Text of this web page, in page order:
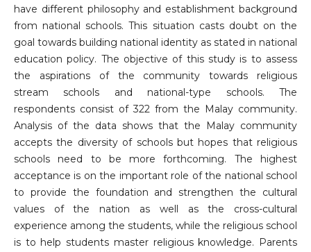
have different philosophy and establishment background
from national schools. This situation casts doubt on the
goal towards building national identity as stated in national
education policy. The objective of this study is to assess
the aspirations of the community towards religious
stream schools and national-type schools. The
respondents consist of 322 from the Malay community.
Analysis of the data shows that the Malay community
accepts the diversity of schools but hopes that religious
schools need to be more forthcoming. The highest
acceptance is on the important role of the national school
to provide the foundation and strengthen the cultural
values of the nation as well as the cross-cultural
experience among the students, while the religious school
is to help students master religious knowledge. Parents